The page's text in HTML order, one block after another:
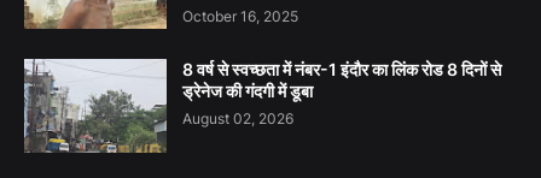
October 16, 2025
8 वर्ष से स्वच्छता में नंबर-1 इंदौर का लिंक रोड 8 दिनों से
ड्रेनेज की गंदगी में डूबा
August 02, 2026